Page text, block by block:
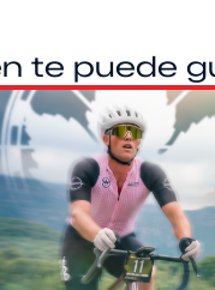
te puede